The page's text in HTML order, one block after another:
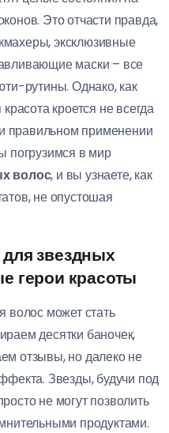
Это отчасти правда,
эксклюзивные
маски – все
рутины. Однако, как
кроется не всегда
правильном применении
погрузимся в мир
волос, и вы узнаете, как
не опустошая
звездных
герои красоты
волос может стать
десятки баночек,
отзывы, но далеко не
Звезды, будучи под
не могут позволить
продуктами.